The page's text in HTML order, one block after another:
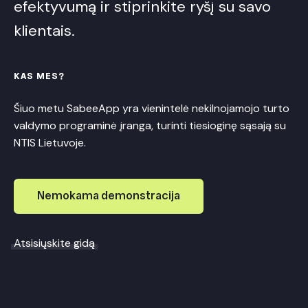
efektyvumą ir stiprinkite ryšį su savo
klientais.
KAS MES?
Šiuo metu SabeeApp yra vienintelė nekilnojamojo turto
valdymo programinė įranga, turinti tiesioginę sąsają su
NTIS Lietuvoje.
Nemokama demonstracija
Atsisiųskite gidą